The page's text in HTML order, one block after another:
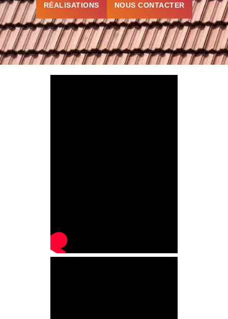
RÉALISATIONS NOUS CONTACTER